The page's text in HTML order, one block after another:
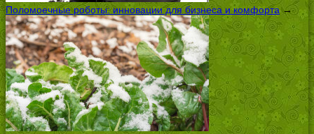
Поломоечные роботы: инновации для бизнеса и комфорта→